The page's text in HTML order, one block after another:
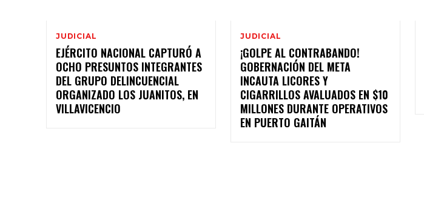
JUDICIAL
EJÉRCITO NACIONAL CAPTURÓ A
OCHO PRESUNTOS INTEGRANTES
DEL GRUPO DELINCUENCIAL
ORGANIZADO LOS JUANITOS, EN
VILLAVICENCIO
JUDICIAL
¡GOLPE AL CONTRABANDO!
GOBERNACIÓN DEL META
INCAUTA LICORES Y
CIGARRILLOS AVALUADOS EN $10
MILLONES DURANTE OPERATIVOS
EN PUERTO GAITÁN